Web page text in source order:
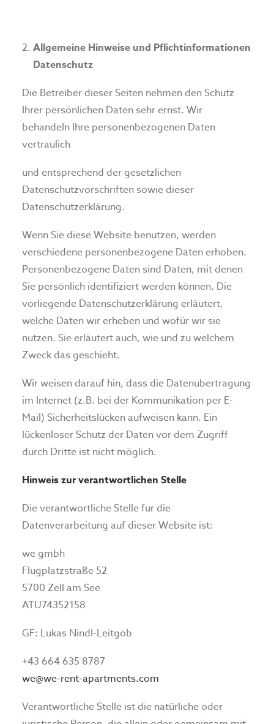
Allgemeine Hinweise und Pflichtinformationen
Datenschutz
Die Betreiber dieser Seiten nehmen den Schutz
Ihrer persönlichen Daten sehr ernst. Wir
behandeln Ihre personenbezogenen Daten
vertraulich
und entsprechend der gesetzlichen
Datenschutzvorschriften sowie dieser
Datenschutzerklärung.
Wenn Sie diese Website benutzen, werden
verschiedene personenbezogene Daten erhoben.
Personenbezogene Daten sind Daten, mit denen
Sie persönlich identifiziert werden können. Die
vorliegende Datenschutzerklärung erläutert,
welche Daten wir erheben und wofür wir sie
nutzen. Sie erläutert auch, wie und zu welchem
Zweck das geschieht.
Wir weisen darauf hin, dass die Datenübertragung
im Internet (z.B. bei der Kommunikation per E-
Mail) Sicherheitslücken aufweisen kann. Ein
lückenloser Schutz der Daten vor dem Zugriff
durch Dritte ist nicht möglich.
Hinweis zur verantwortlichen Stelle
Die verantwortliche Stelle für die
Datenverarbeitung auf dieser Website ist:
we gmbh
Flugplatzstraße 52
5700 Zell am See
ATU74352158
GF: Lukas Nindl-Leitgöb
+43 664 635 8787
we@we-rent-apartments.com
Verantwortliche Stelle ist die natürliche oder